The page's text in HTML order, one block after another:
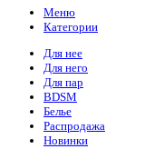
Меню
Категории
Для нее
Для него
Для пар
BDSM
Белье
Распродажа
Новинки